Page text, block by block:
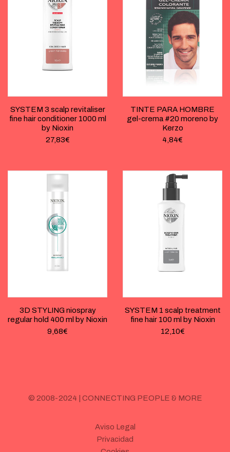
SYSTEM 3 scalp revitaliser
fine hair conditioner 1000 ml
by Nioxin
27,83€
TINTE PARA HOMBRE
gel-crema #20 moreno by
Kerzo
4,84€
3D STYLING niospray
regular hold 400 ml by Nioxin
9,68€
SYSTEM 1 scalp treatment
fine hair 100 ml by Nioxin
12,10€
© 2008-2024 | CONNECTING PEOPLE & MORE
Aviso Legal
Privacidad